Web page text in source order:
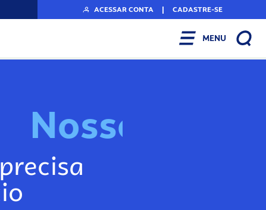
ACESSAR CONTA | CADASTRE-SE
MENU
No